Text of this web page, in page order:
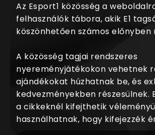
Az Esport1 közösség a
felhasználók tábora, akik E1
köszönhetően számos előnyben
A közösség tagjai rendszeres
nyereményjátékokon vehetnek
ajándékokat húzhatnak be, és
kedvezményekben
a cikkeknél kifejthetik
használhatnak, hogy kifejezzék